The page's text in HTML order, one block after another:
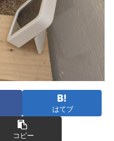
はてブ
コピー